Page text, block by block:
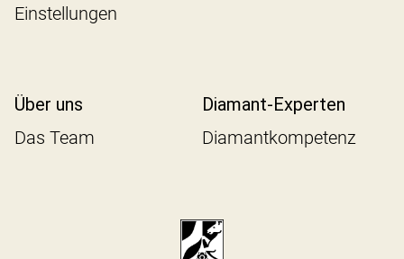
Einstellungen
Über uns
Das Team
Diamant-Experten
Diamantkompetenz